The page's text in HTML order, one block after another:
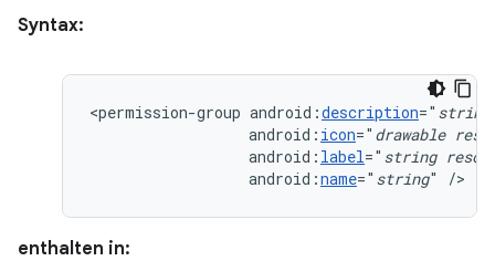
Syntax:
<permission-group android:description=" string
android: icon=" drawable
android: label=" string
android:name=" string" />
enthalten in: